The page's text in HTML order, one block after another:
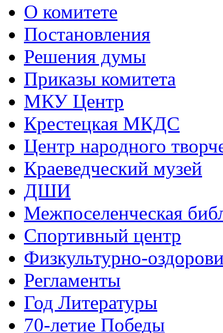
О комитете
Постановления
Решения думы
Приказы комитета
МКУ Центр
Крестецкая МКДС
Центр народного
Краеведческий музей
ДШИ
Межпоселенческая
Спортивный центр
Физкультурно-
Регламенты
Год Литературы
70-летие Победы